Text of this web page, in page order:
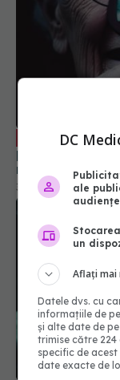
EXCLUSIV Creierul, afectat dramatic de
pandemia de
mai multe
accelerare a
într-un ritm mai
30 aug 2023, 20:55
DC
ale
un
Aflați mai
Datele dvs. cu
informațiile de
și alte date de
trimise către
specific de
date exacte de